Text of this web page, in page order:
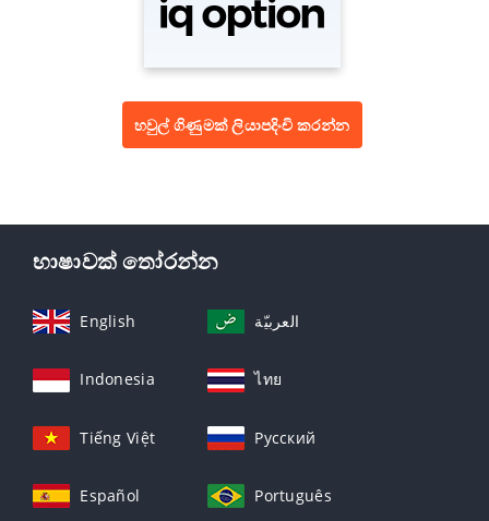
හවුල් ගිණුමක් ලියාපදිංචි කරන්න
භාෂාවක් තෝරන්න
English العربيّة
Indonesia ไทย
Tiếng Việt Русский
Español Português